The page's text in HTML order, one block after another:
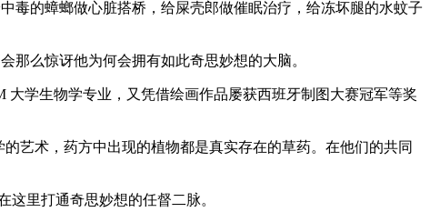
毒的蟑螂做心脏搭桥，给屎壳郎做催眠治疗，给冻坏腿的水蚊子
那么惊讶他为何会拥有如此奇思妙想的大脑。
学生物学专业，又凭借绘画作品屡获西班牙制图大赛冠军等奖
艺术，药方中出现的植物都是真实存在的草药。在他们的共同
里打通奇思妙想的任督二脉。